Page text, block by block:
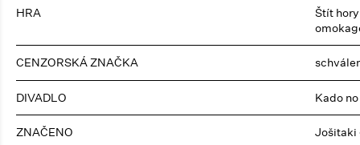
HRA
Štít
CENZORSKÁ ZNAČKA
DIVADLO Kado
ZNAČENO Jošitaki